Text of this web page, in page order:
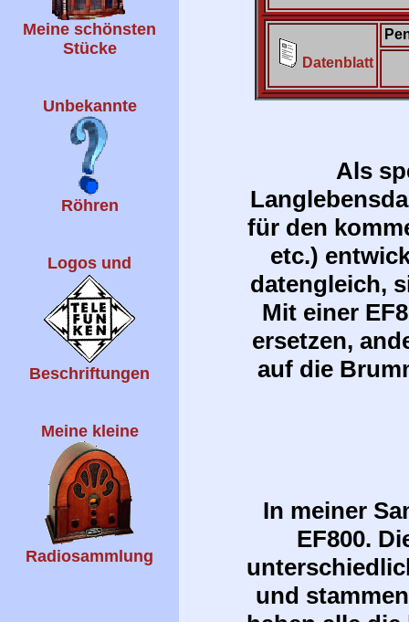
Meine schönsten
Stücke
Unbekannte
Röhren
Logos und
Beschriftungen
Meine kleine
Radiosammlung
Datenblatt
Als
für den
etc.)
datengleich,
Mit einer
ersetzen,
auf die
In meiner
EF800.
und